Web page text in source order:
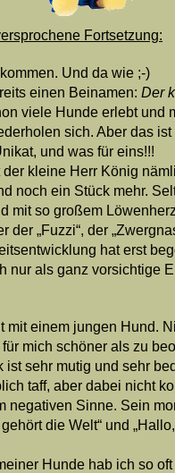
Fortsetzung:
Und da wie ;-)
einen Beinamen: Der
viele Hunde erlebt und
sich. Aber das ist
und was für eins!!!
der kleine Herr König
noch ein Stück mehr.
mit so großem
der „Fuzzi“, der
hat erst
nur als ganz vorsichtige
mit einem jungen Hund.
mich schöner als zu
ist sehr mutig und sehr
taff, aber dabei nicht
negativen Sinne. Sein
die Welt“ und
Hunde hab ich so oft